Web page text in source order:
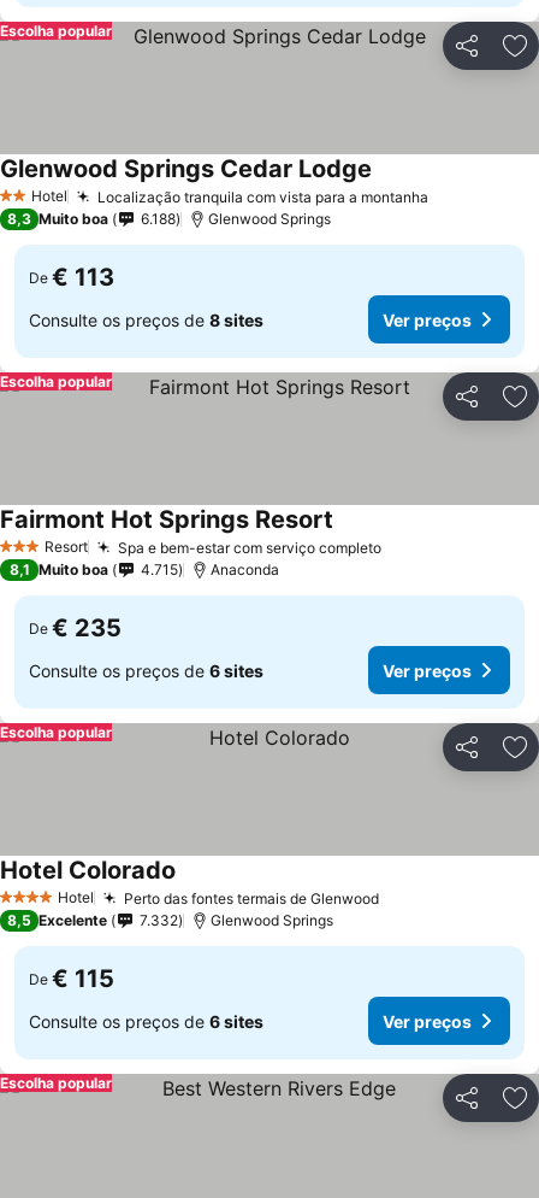
Partilhar
Escolha popular
2 Estrelas
Hotel Localização tranquila com vista para a montanha
Glenwood Springs Cedar Lodge
8,3 Muito boa 6.188 Glenwood Springs
De € 113
Consulte os preços de 8 sites Ver preços
Partilhar
Escolha popular
3 EstrelasResort Spa e bem-estar com serviço completoVer preços
Fairmont Hot Springs Resort
8,1 Muito boa 4.715 Anaconda
De € 235
Consulte os preços de 6 sites Ver preços
Partilhar
Escolha popular
4 EstrelasHotel Perto das fontes termais de GlenwoodVer preços
Hotel Colorado
8,5 Excelente 7.332 Glenwood Springs
De € 115
Consulte os preços de 6 sites Ver preços
Partilhar
Escolha popular